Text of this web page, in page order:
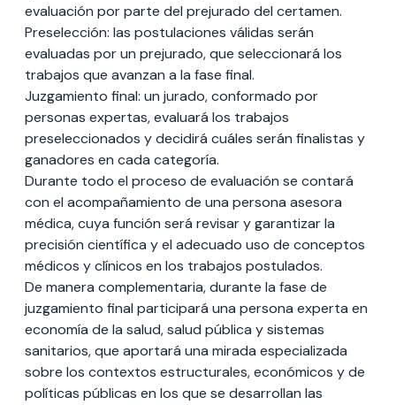
evaluación por parte del prejurado del certamen.
Preselección: las postulaciones válidas serán
evaluadas por un prejurado, que seleccionará los
trabajos que avanzan a la fase final.
Juzgamiento final: un jurado, conformado por
personas expertas, evaluará los trabajos
preseleccionados y decidirá cuáles serán finalistas y
ganadores en cada categoría.
Durante todo el proceso de evaluación se contará
con el acompañamiento de una persona asesora
médica, cuya función será revisar y garantizar la
precisión científica y el adecuado uso de conceptos
médicos y clínicos en los trabajos postulados.
De manera complementaria, durante la fase de
juzgamiento final participará una persona experta en
economía de la salud, salud pública y sistemas
sanitarios, que aportará una mirada especializada
sobre los contextos estructurales, económicos y de
políticas públicas en los que se desarrollan las